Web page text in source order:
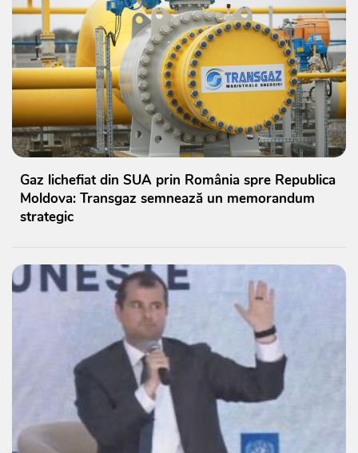
Gaz lichefiat din SUA prin România spre Republica
Moldova: Transgaz semnează un memorandum
strategic